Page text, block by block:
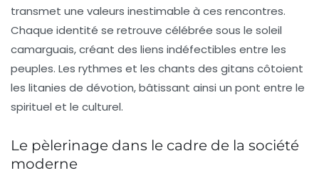
transmet une valeurs inestimable à ces rencontres.
Chaque identité se retrouve célébrée sous le soleil
camarguais, créant des liens indéfectibles entre les
peuples. Les rythmes et les chants des gitans côtoient
les litanies de dévotion, bâtissant ainsi un pont entre le
spirituel et le culturel.
Le pèlerinage dans le cadre de la société
moderne